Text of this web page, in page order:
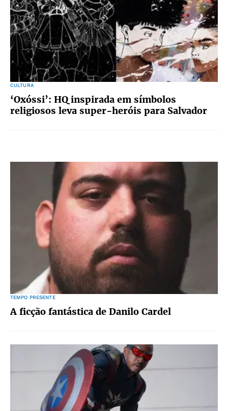
CULTURA
‘Oxóssi’: HQ inspirada em símbolos
religiosos leva super-heróis para Salvador
TEMPO PRESENTE
A ficção fantástica de Danilo Cardel